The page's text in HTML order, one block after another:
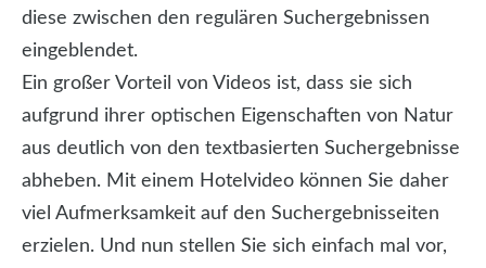
diese zwischen den regulären Suchergebnissen
eingeblendet.
Ein großer Vorteil von Videos ist, dass sie sich
aufgrund ihrer optischen Eigenschaften von Natur
aus deutlich von den textbasierten Suchergebnisse
abheben. Mit einem Hotelvideo können Sie daher
viel Aufmerksamkeit auf den Suchergebnisseiten
erzielen. Und nun stellen Sie sich einfach mal vor,